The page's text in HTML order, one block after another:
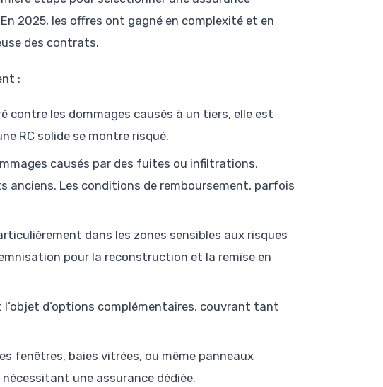
2025, les offres ont gagné en complexité et en
des contrats.
:
contre les dommages causés à un tiers, elle est
RC solide se montre risqué.
causés par des fuites ou infiltrations,
anciens. Les conditions de remboursement, parfois
dans les zones sensibles aux risques
pour la reconstruction et la remise en
d’options complémentaires, couvrant tant
fenêtres, baies vitrées, ou même panneaux
une assurance dédiée.